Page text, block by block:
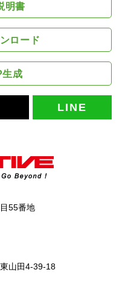
明書
ロード
生成
LINE
55番地
山田4-39-18